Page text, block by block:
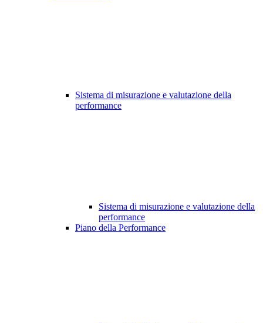
Sistema di misurazione e valutazione della
performance
Sistema di misurazione e valutazione della
performance
Piano della Performance